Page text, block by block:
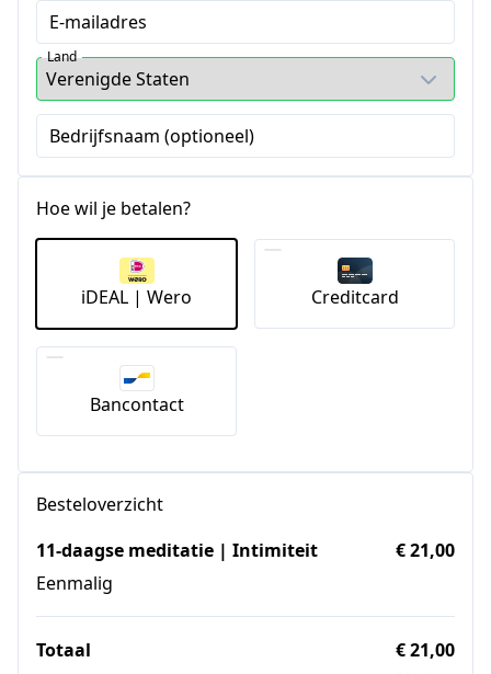
E-mailadres
Land
Bedrijfsnaam (optioneel)
Hoe wil je betalen?
iDEAL | Wero Creditcard
Bancontact
Besteloverzicht
11-daagse meditatie | Intimiteit
Eenmalig
€ 21,00
Totaal
€ 21,00